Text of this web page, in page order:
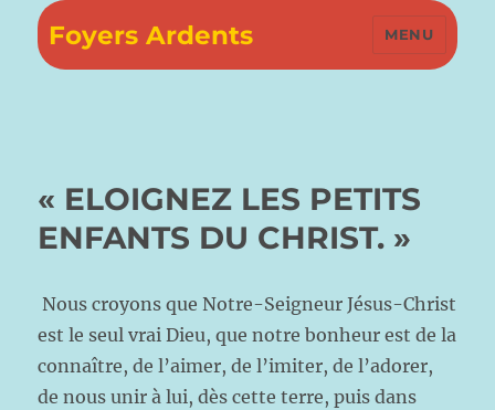
Foyers Ardents MENU
« ELOIGNEZ LES PETITS
ENFANTS DU CHRIST. »
Nous croyons que Notre-Seigneur Jésus-Christ
est le seul vrai Dieu, que notre bonheur est de la
connaître, de l’aimer, de l’imiter, de l’adorer,
de nous unir à lui, dès cette terre, puis dans